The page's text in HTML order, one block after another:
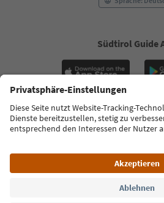
Südtirol Guide
FAQ Kontakt Presse MICE
Zugänglichkeitserklärung